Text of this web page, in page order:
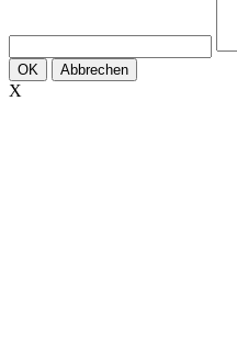
OK Abbrechen
X